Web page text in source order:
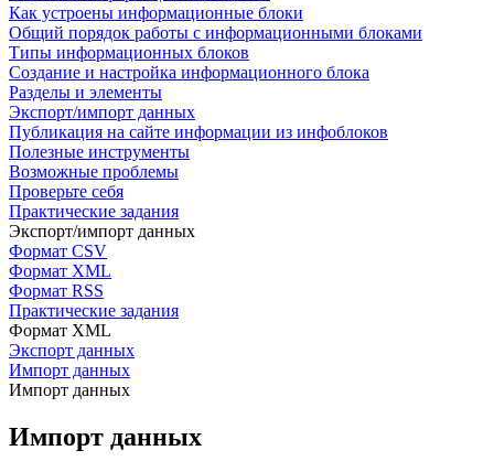
Как устроены информационные блоки
Общий порядок работы с информационными блоками
Типы информационных блоков
Создание и настройка информационного блока
Разделы и элементы
Экспорт/импорт данных
Публикация на сайте информации из инфоблоков
Полезные инструменты
Возможные проблемы
Проверьте себя
Практические задания
Экспорт/импорт данных
Формат CSV
Формат XML
Формат RSS
Практические задания
Формат XML
Экспорт данных
Импорт данных
Импорт данных
Импорт данных